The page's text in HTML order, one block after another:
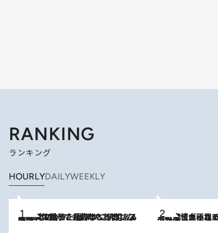
RANKING
ランキング
HOURLYDAILYWEEKLY
2026.8.5
【阿川佐和子さんの年とる力】なぜ70代で始めた趣味は“こんなに楽しい”のか？ ピアノ、俳句…スランプに陥っても続けられる“ある秘訣”とは 2026.8.5
下町風情あふれる台北屈指の人気エリア・大稲埕でセンスのいい台湾土産《ヴ